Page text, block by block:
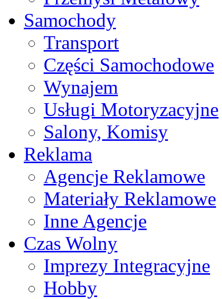
Samochody
Transport
Części Samochodowe
Wynajem
Usługi Motoryzacyjne
Salony, Komisy
Reklama
Agencje Reklamowe
Materiały Reklamowe
Inne Agencje
Czas Wolny
Imprezy Integracyjne
Hobby